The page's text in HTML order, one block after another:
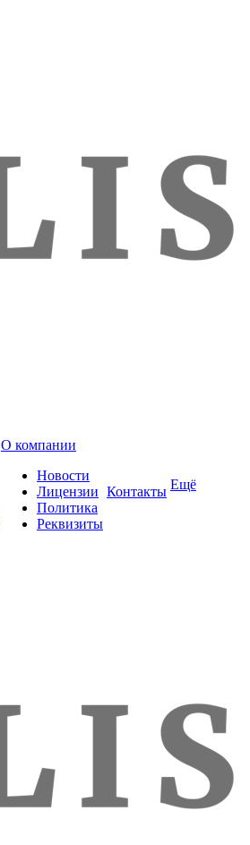
О компании
Новости
Лицензии
Политика
Реквизиты
Контакты Ещё